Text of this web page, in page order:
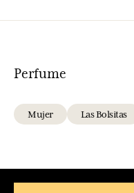
Perfume
Mujer Las Bolsitas